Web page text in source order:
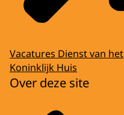
Vacatures Dienst van het
Koninklijk Huis
Over deze site